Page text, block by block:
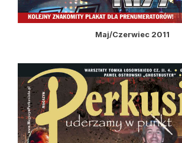
Maj/Czerwiec 2011